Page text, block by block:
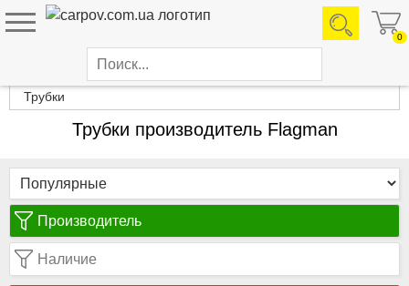
0
Каталог товаров
Трубки
Трубки производитель Flagman
Производитель
Наличие